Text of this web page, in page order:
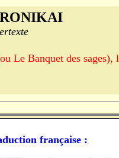
Le Banquet des
française :